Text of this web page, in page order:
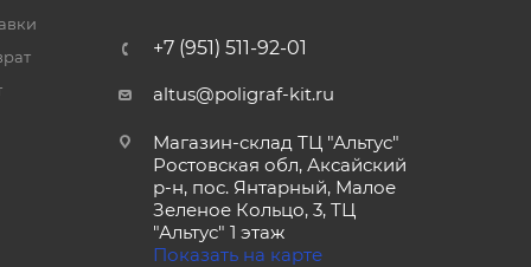
+7 (951) 511-92-01
altus@poligraf-kit.ru
Магазин-склад ТЦ "Альтус"
Ростовская обл, Аксайский
р-н, пос. Янтарный, Малое
Зеленое Кольцо, 3, ТЦ
"Альтус" 1 этаж
Показать на карте